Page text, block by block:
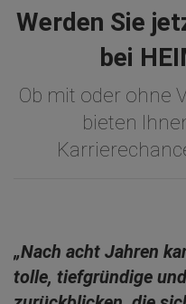
Werden Sie
bei
Ob mit oder ohne
bieten
„Nach acht Jahren
tolle, tiefgründige